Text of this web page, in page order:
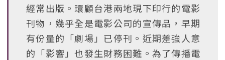
經常出版。環顧台港兩地現下印行的電影
刊物，幾乎全是電影公司的宣傳品，早期
有份量的「劇場」已停刊。近期差強人意
的「影響」也發生財務困難。為了傳播電